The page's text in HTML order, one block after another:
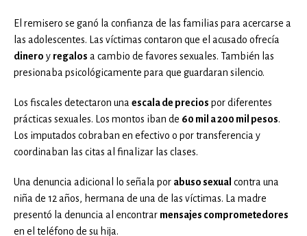
El remisero se ganó la confianza de las familias para acercarse a
las adolescentes. Las víctimas contaron que el acusado ofrecía
dinero y regalos a cambio de favores sexuales. También las
presionaba psicológicamente para que guardaran silencio.
Los fiscales detectaron una escala de precios por diferentes
prácticas sexuales. Los montos iban de 60 mil a 200 mil pesos.
Los imputados cobraban en efectivo o por transferencia y
coordinaban las citas al finalizar las clases.
Una denuncia adicional lo señala por abuso sexual contra una
niña de 12 años, hermana de una de las víctimas. La madre
presentó la denuncia al encontrar mensajes comprometedores
en el teléfono de su hija.